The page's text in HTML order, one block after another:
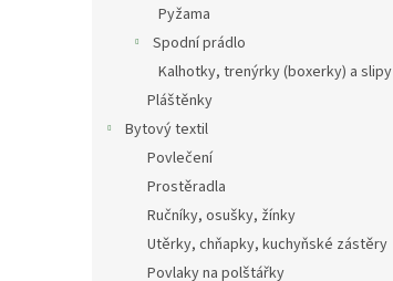
Pyžama
Spodní prádlo
Kalhotky, trenýrky (boxerky) a slipy
Pláštěnky
Bytový textil
Povlečení
Prostěradla
Ručníky, osušky, žínky
Utěrky, chňapky, kuchyňské zástěry
Povlaky na polštářky